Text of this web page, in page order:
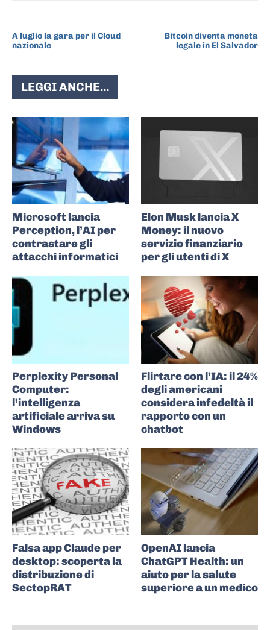
A luglio la gara per il Cloud
nazionale
Bitcoin diventa moneta
legale in El Salvador
LEGGI ANCHE...
Microsoft lancia
Perception, l’AI per
contrastare gli
attacchi informatici
Elon Musk lancia X
Money: il nuovo
servizio finanziario
per gli utenti di X
Perplexity Personal
Computer:
l’intelligenza
artificiale arriva su
Windows
Flirtare con l’IA: il 24%
degli americani
considera infedeltà il
rapporto con un
chatbot
Falsa app Claude per
desktop: scoperta la
distribuzione di
SectopRAT
OpenAI lancia
ChatGPT Health: un
aiuto per la salute
superiore a un medico